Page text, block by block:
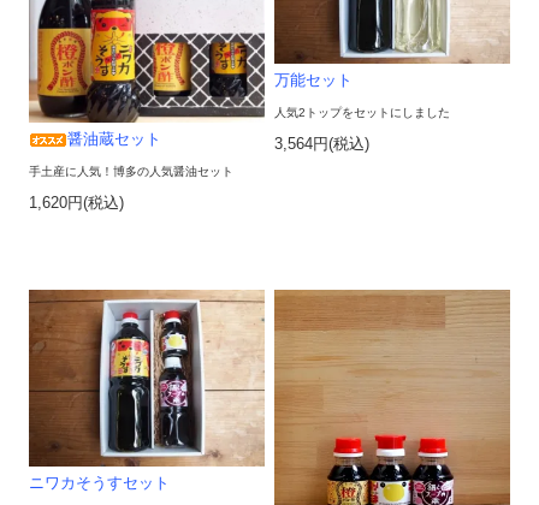
醤油蔵セット
手土産に人気！博多の人気醤油セット
1,620円(税込)
万能セット
人気2トップをセットにしました
3,564円(税込)
ニワカそうすセット